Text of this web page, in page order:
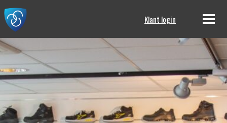
Klant login